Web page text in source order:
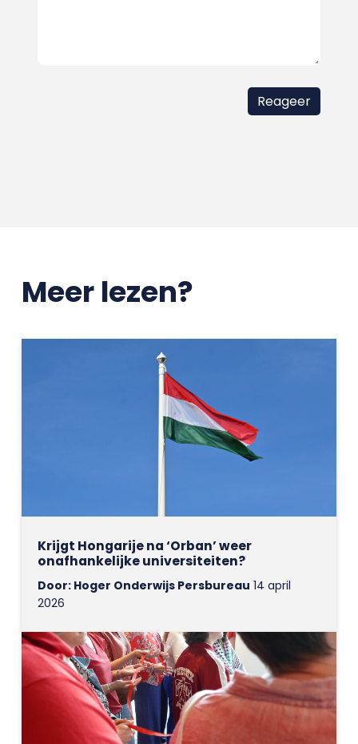
Meer lezen?
Krijgt Hongarije na ‘Orban’ weer
onafhankelijke universiteiten?
Door: Hoger Onderwijs Persbureau 14 april
2026